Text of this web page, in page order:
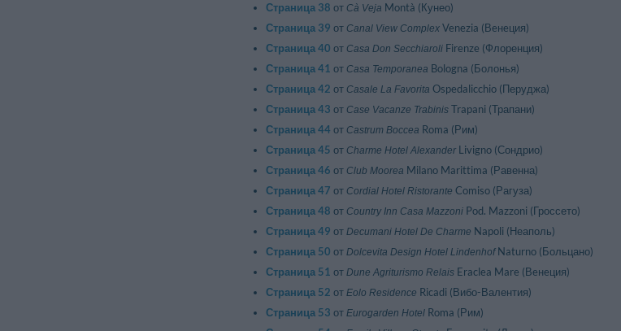
Страница 38 от Cà Veja Montà (Кунео)
Страница 39 от Canal View Complex Venezia (Вeнeция)
Страница 40 от Casa Don Secchiaroli Firenze (Флоренция)
Страница 41 от Casa Temporanea Bologna (Болонья)
Страница 42 от Casale La Favorita Ospedalicchio (Перуджа)
Страница 43 от Case Vacanze Trabinis Trapani (Трапани)
Страница 44 от Castrum Boccea Roma (Рим)
Страница 45 от Charme Hotel Alexander Livigno (Сондрио)
Страница 46 от Club Moorea Milano Marittima (Равенна)
Страница 47 от Cordial Hotel Ristorante Comiso (Рагуза)
Страница 48 от Country Inn Casa Mazzoni Pod. Mazzoni (Гроссето)
Страница 49 от Decumani Hotel De Charme Napoli (Неаполь)
Страница 50 от Dolcevita Design Hotel LindenhofNaturno (Больцано)
Страница 51 от Dune Agriturismo Relais Eraclea Mare (Вeнeция)
Страница 52 от Eolo Residence Ricadi (Вибо-Валентия)
Страница 53 от Eurogarden Hotel Roma (Рим)